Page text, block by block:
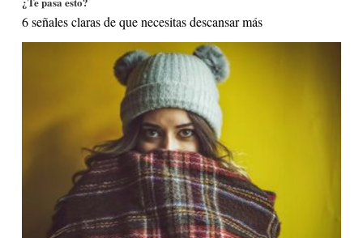
6 señales claras de que necesitas descansar más